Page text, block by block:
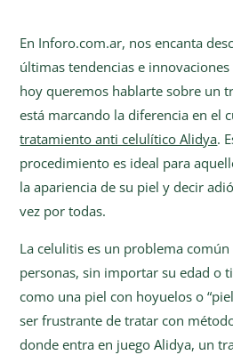
En Inforo.com.ar, nos encanta
últimas tendencias e
hoy queremos hablarte sobre un
está marcando la diferencia en el
tratamiento anti celulítico Alidya.
procedimiento es ideal para
la apariencia de su piel y decir
vez por todas.
La celulitis es un problema
personas, sin importar su edad o
como una piel con hoyuelos o
ser frustrante de tratar con
donde entra en juego Alidya, un